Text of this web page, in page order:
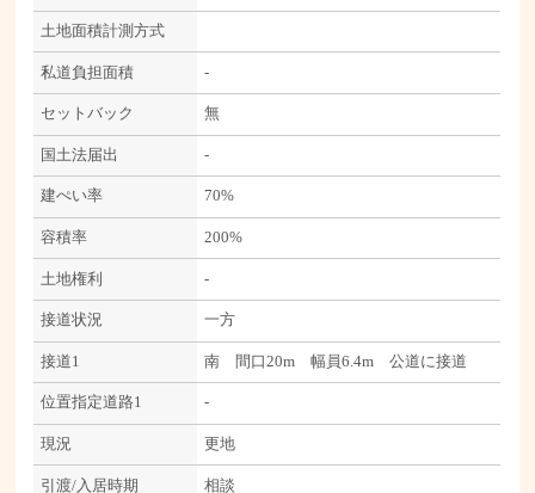
土地面積計測方式
私道負担面積 -
セットバック 無
国土法届出 -
建ぺい率 70%
容積率 200%
土地権利 -
接道状況 一方
接道1 南 間口20m 幅員6.4m 公道に接道
位置指定道路1 -
現況 更地
引渡/入居時期 相談